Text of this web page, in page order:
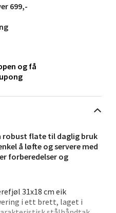
robust flate til daglig bruk
å løfte og servere med
forberedelser og
31x18 cm eik
i ett brett, laget i
699,-
og få
Mo i Rana
Mo i Rana